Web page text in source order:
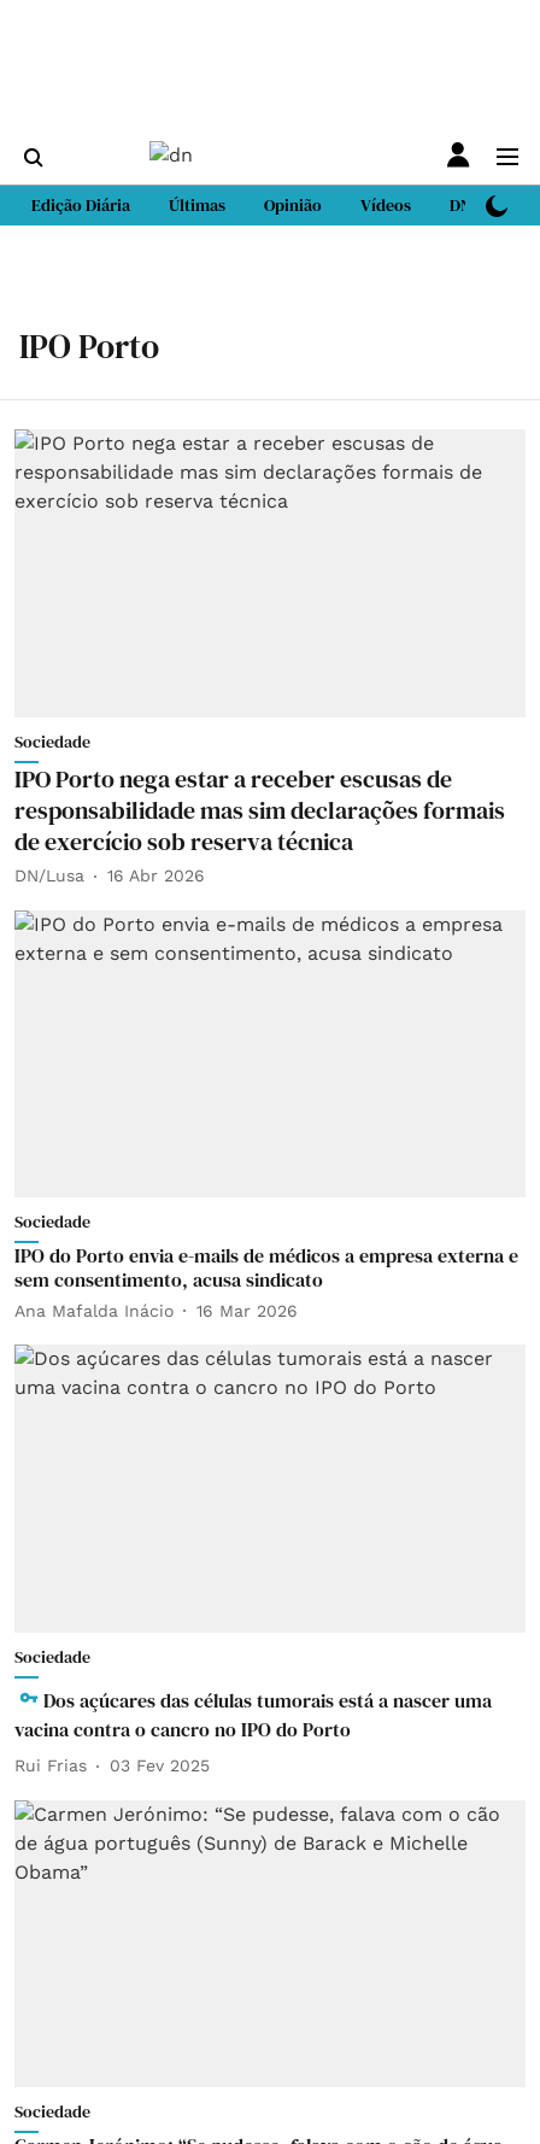
Edição Diária Últimas Opinião Vídeos DN Sport
IPO Porto
Sociedade
IPO Porto nega estar a receber escusas de
responsabilidade mas sim declarações formais
de exercício sob reserva técnica
DN/Lusa 16 Abr 2026
Sociedade
IPO do Porto envia e-mails de médicos a empresa externa e
sem consentimento, acusa sindicato
Ana Mafalda Inácio 16 Mar 2026
Sociedade
Dos açúcares das células tumorais está a nascer uma
vacina contra o cancro no IPO do Porto
Rui Frias 03 Fev 2025
Sociedade